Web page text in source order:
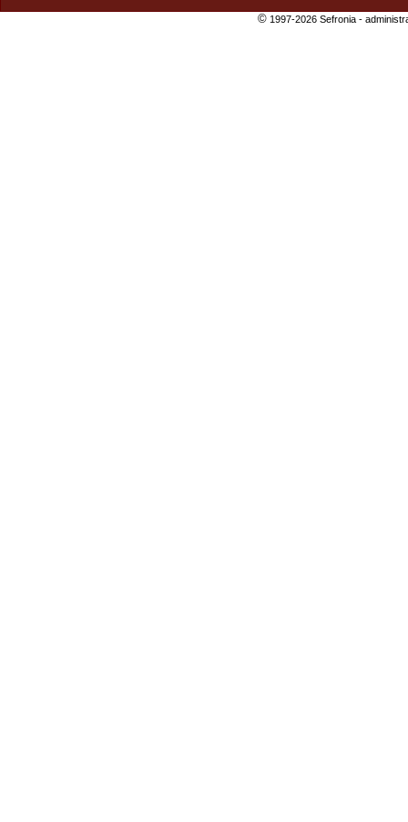
©1997-2026 Sefronia -